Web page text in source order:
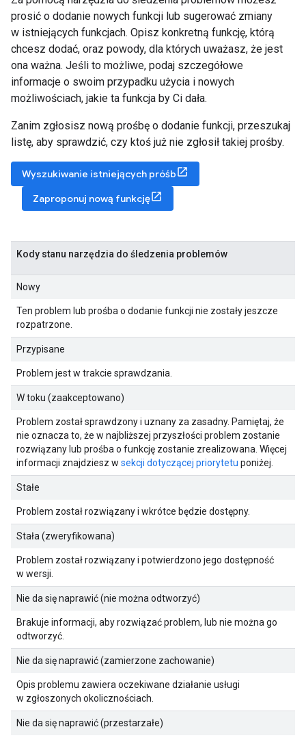
prosić o dodanie nowych funkcji lub sugerować zmiany
w istniejących funkcjach. Opisz konkretną funkcję, którą
chcesz dodać, oraz powody, dla których uważasz, że jest
ona ważna. Jeśli to możliwe, podaj szczegółowe
informacje o swoim przypadku użycia i nowych
możliwościach, jakie ta funkcja by Ci dała.
Zanim zgłosisz nową prośbę o dodanie funkcji, przeszukaj
listę, aby sprawdzić, czy ktoś już nie zgłosił takiej prośby.
Wyszukiwanie istniejących próśb
Zaproponuj nową funkcję
Kody stanu narzędzia do śledzenia problemów
Nowy
Ten problem lub prośba o dodanie funkcji nie zostały jeszcze
rozpatrzone.
Przypisane
Problem jest w trakcie sprawdzania.
W toku (zaakceptowano)
Problem został sprawdzony i uznany za zasadny. Pamiętaj, że
nie oznacza to, że w najbliższej przyszłości problem zostanie
rozwiązany lub prośba o funkcję zostanie zrealizowana. Więcej
informacji znajdziesz w sekcji dotyczącej priorytetu poniżej.
Stałe
Problem został rozwiązany i wkrótce będzie dostępny.
Stała (zweryfikowana)
Problem został rozwiązany i potwierdzono jego dostępność
w wersji.
Nie da się naprawić (nie można odtworzyć)
Brakuje informacji, aby rozwiązać problem, lub nie można go
odtworzyć.
Nie da się naprawić (zamierzone zachowanie)
Opis problemu zawiera oczekiwane działanie usługi
w zgłoszonych okolicznościach.
Nie da się naprawić (przestarzałe)